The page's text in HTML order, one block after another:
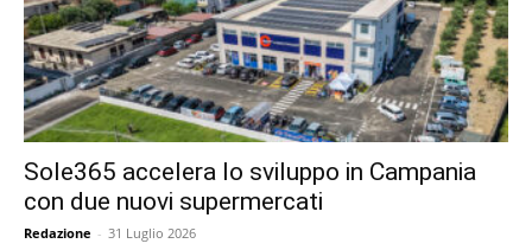
Sole365 accelera lo sviluppo in Campania
con due nuovi supermercati
Redazione - 31 Luglio 2026